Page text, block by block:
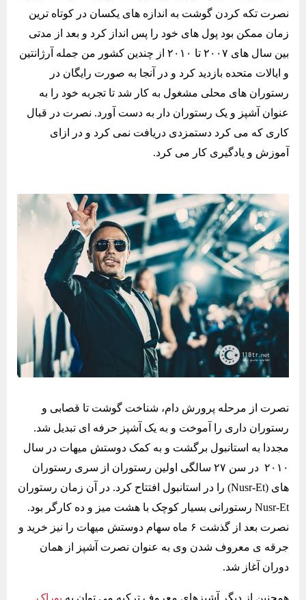
نصرت تکه کردن گوشت به اندازه های یکسان در کوتاه ترین
زمان ممکن بود پول های خود را پس انداز کرد و بعد از مدتی
بین سال های ۲۰۰۷ تا ۲۰۱۰ از چندین کشور من جمله آرژانتین
و ایالات متحده بازدید کرد و در آنجا به صورت رایگان در
رستوران های محلی مشغول به کار شد تا تجربه خود را به
عنوان آشپز و یک رستوران دار به دست آورد. نصرت در قبال
کاری که می کرد دستمزدی دریافت نمی کرد و در ازای
آموزش و یادگیری کار می کرد.
نصرت از مرحله پرورش دام، شناخت گوشت تا قصابی و
رستوران داری را آموخت و به یک آشپز حرفه ای تبدیل شد.
مجددا به استانبول برگشت و به کمک دوستش میهات در سال
۲۰۱۰ در سن ۲۷ سالگی اولین رستوران از سری رستوران
های (Nusr-Et) را در استانبول افتتاح کرد. در آن زمان رستوران
Nusr-Et رستورانی بسیار کوچک با هشت میز و ده کارگر بود.
نصرت بعد از گذشت ۶ ماه سهام دوستش میهات را نیز خرید و
جرقه ی معروف شدن وی به عنوان نصرت آشپز از همان
دوران آغاز شد.